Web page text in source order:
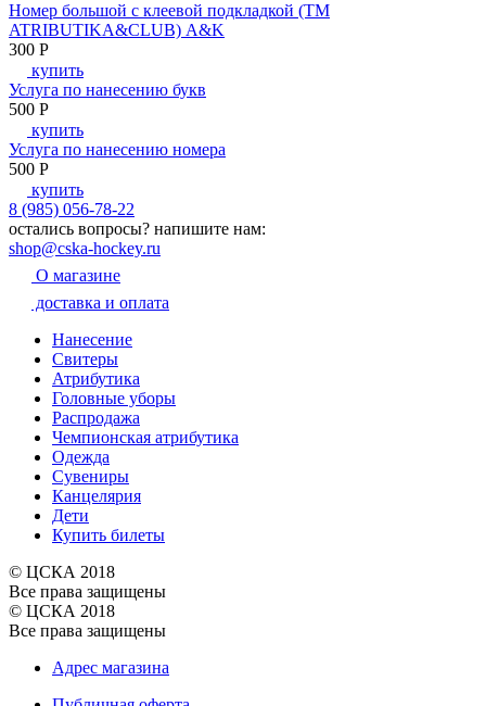
Номер большой с клеевой подкладкой (ТМ
ATRIBUTIKA&CLUB) A&K
300 P
купить
Услуга по нанесению букв
500 P
купить
Услуга по нанесению номера
500 P
купить
8 (985) 056-78-22
остались вопросы? напишите нам:
shop@cska-hockey.ru
О магазине
доставка и оплата
Нанесение
Свитеры
Атрибутика
Головные уборы
Распродажа
Чемпионская атрибутика
Одежда
Сувениры
Канцелярия
Дети
Купить билеты
© ЦСКА 2018
Все права защищены
© ЦСКА 2018
Все права защищены
Адрес магазина